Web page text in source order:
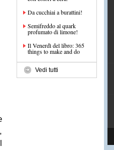
Da cucchiai a burattini!
Semifreddo al quark
profumato di limone!
Il Venerdì del libro: 365
things to make and do
Vedi tutti